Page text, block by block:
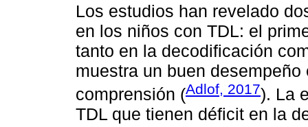
Los estudios han revelado
en los niños con TDL: el
tanto en la decodificación
muestra un buen
comprensión (Adlof, 2017). La
TDL que tienen déficit en la